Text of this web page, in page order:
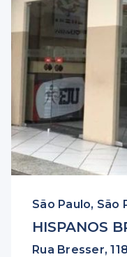
São Paulo, São
HISPANOS
Rua Bresser,